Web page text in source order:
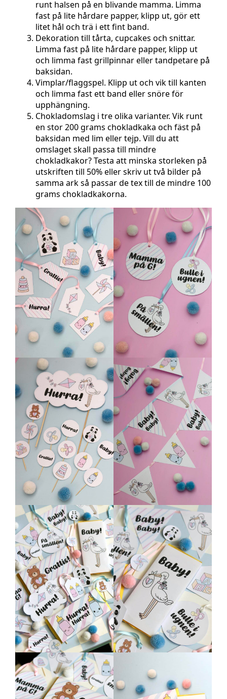
runt halsen på en blivande mamma. Limma
fast på lite hårdare papper, klipp ut, gör ett
litet hål och trä i ett fint band.
Dekoration till tårta, cupcakes och snittar.
Limma fast på lite hårdare papper, klipp ut
och limma fast grillpinnar eller tandpetare på
baksidan.
Vimplar/flaggspel. Klipp ut och vik till kanten
och limma fast ett band eller snöre för
upphängning.
Chokladomslag i tre olika varianter. Vik runt
en stor 200 grams chokladkaka och fäst på
baksidan med lim eller tejp. Vill du att
omslaget skall passa till mindre
chokladkakor? Testa att minska storleken på
utskriften till 50% eller skriv ut två bilder på
samma ark så passar de tex till de mindre 100
grams chokladkakorna.